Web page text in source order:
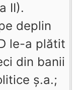
II).
deplin
le-a plătit
din banii
ş.a.;